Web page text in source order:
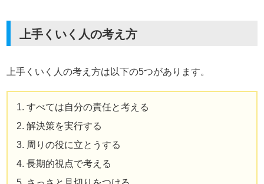
上手くいく人の考え方
上手くいく人の考え方は以下の5つがあります。
すべては自分の責任と考える
解決策を実行する
周りの役に立とうする
長期的視点で考える